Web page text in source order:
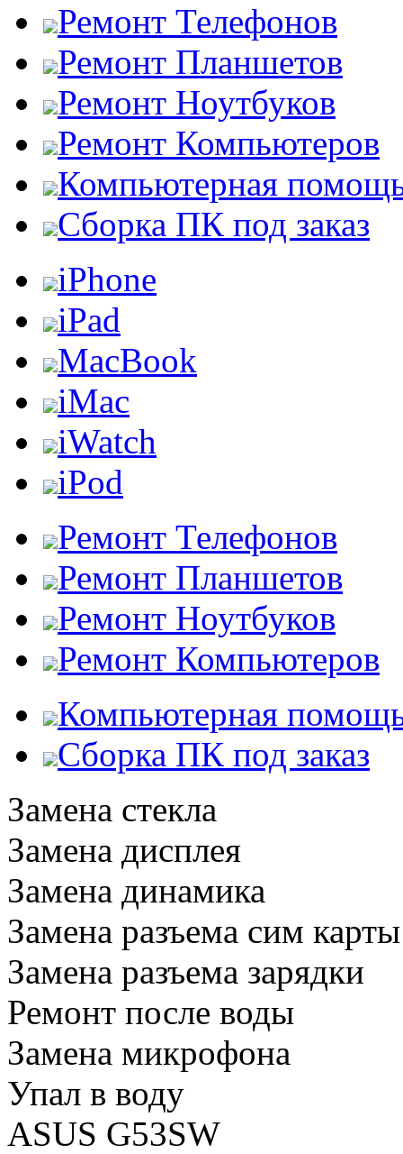
Ремонт Телефонов
Ремонт Планшетов
Ремонт Ноутбуков
Ремонт Компьютеров
Компьютерная
Сборка ПК под заказ
iPhone
iPad
MacBook
iMac
iWatch
iPod
Ремонт Телефонов
Ремонт Планшетов
Ремонт Ноутбуков
Ремонт Компьютеров
Компьютерная
Сборка ПК под заказ
Замена стекла
Замена дисплея
Замена динамика
Замена разъема сим карты
Замена разъема зарядки
Ремонт после воды
Замена микрофона
Упал в воду
ASUS G53SW